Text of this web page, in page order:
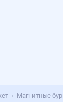
Магнитные